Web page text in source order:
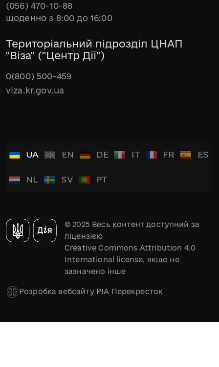
(056) 470-10-88
щоденно з 8:00 до 16:00
Територіальний підрозділ ЦНАП
"Віза" ("Центр Дії")
0(800) 500-459
viza.kr.gov.ua
UA EN DE IT FR ES
NL SV PT
© 2025 Весь контент доступний за
ліцензією
Creative Commons Attribution 4.0
International license, якщо не
зазначено інше
Розробка вебсайту РІА Перекресток